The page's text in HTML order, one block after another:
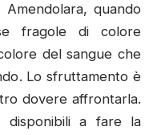
quando
fragole di colore
del sangue che
Lo sfruttamento è
dovere affrontarla.
disponibili a fare la